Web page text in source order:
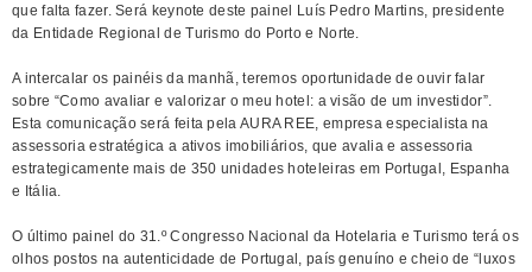
que falta fazer. Será keynote deste painel Luís Pedro Martins, presidente
da Entidade Regional de Turismo do Porto e Norte.
A intercalar os painéis da manhã, teremos oportunidade de ouvir falar
sobre “Como avaliar e valorizar o meu hotel: a visão de um investidor”.
Esta comunicação será feita pela AURA REE, empresa especialista na
assessoria estratégica a ativos imobiliários, que avalia e assessoria
estrategicamente mais de 350 unidades hoteleiras em Portugal, Espanha
e Itália.
O último painel do 31.º Congresso Nacional da Hotelaria e Turismo terá os
olhos postos na autenticidade de Portugal, país genuíno e cheio de “luxos